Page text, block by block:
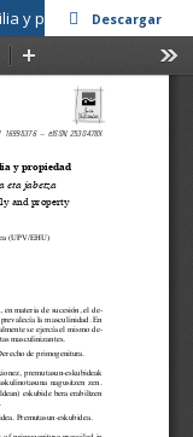
y propiedadDescargar